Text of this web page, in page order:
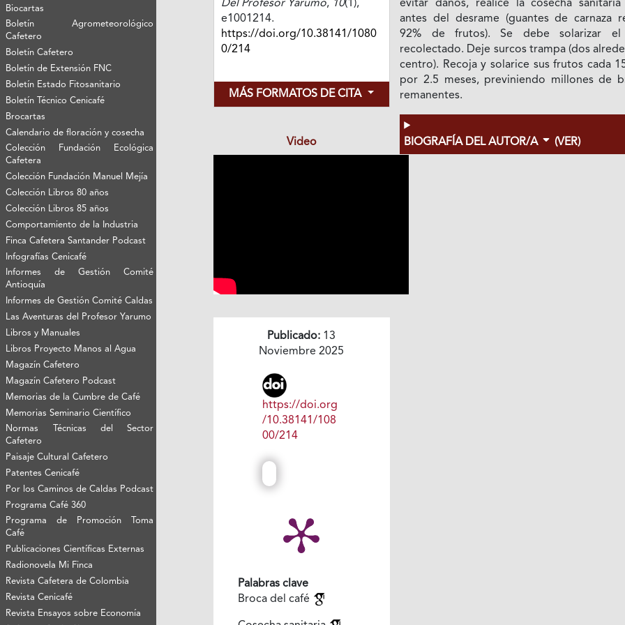
Biocartas
Boletín Agrometeorológico
Cafetero
Boletín Cafetero
Boletín de Extensión FNC
Boletín Estado Fitosanitario
Boletín Técnico Cenicafé
Brocartas
Calendario de floración y cosecha
Colección Fundación Ecológica
Cafetera
Colección Fundación Manuel Mejía
Colección Libros 80 años
Colección Libros 85 años
Comportamiento de la Industria
Finca Cafetera Santander Podcast
Infografías Cenicafé
Informes de Gestión Comité
Antioquía
Informes de Gestión Comité Caldas
Las Aventuras del Profesor Yarumo
Libros y Manuales
Libros Proyecto Manos al Agua
Magazín Cafetero
Magazín Cafetero Podcast
Memorias de la Cumbre de Café
Memorias Seminario Científico
Normas Técnicas del Sector
Cafetero
Paisaje Cultural Cafetero
Patentes Cenicafé
Por los Caminos de Caldas Podcast
Programa Café 360
Programa de Promoción Toma
Café
Publicaciones Científicas Externas
Radionovela Mi Finca
Revista Cafetera de Colombia
Revista Cenicafé
Revista Ensayos sobre Economía
Del Profesor Yarumo, 10(1),
e1001214.
https://doi.org/10.38141/1080
0/214
MÁS FORMATOS DE CITA
Video
Publicado: 13
Noviembre 2025
https://doi.org
/10.38141/108
00/214
Palabras clave
Broca del café
evitar daños, realice la cosecha sanitaria
antes del desrame (guantes de carnaza
92% de frutos). Se debe solarizar el
recolectado. Deje surcos trampa (dos
centro). Recoja y solarice sus frutos cada
por 2.5 meses, previniendo millones de
remanentes.
BIOGRAFÍA DEL AUTOR/A (VER)